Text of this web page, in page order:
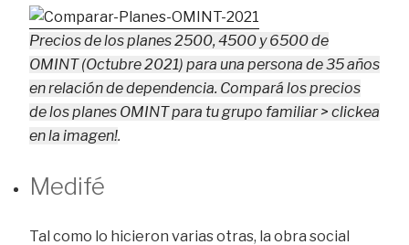
Precios de los planes 2500, 4500 y 6500 de
OMINT (Octubre 2021) para una persona de 35 años
en relación de dependencia. Compará los precios
de los planes OMINT para tu grupo familiar > clickea
en la imagen!.
Medifé
Tal como lo hicieron varias otras, la obra social